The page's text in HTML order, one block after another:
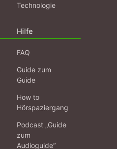
Technologie
Hilfe
FAQ
Guide zum
Guide
How to
Hörspaziergang
Podcast „Guide
zum
Audioguide“